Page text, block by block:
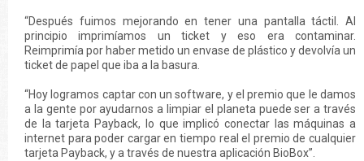
“Después fuimos mejorando en tener una pantalla táctil. Al
principio imprimíamos un ticket y eso era contaminar.
Reimprimía por haber metido un envase de plástico y devolvía un
ticket de papel que iba a la basura.
“Hoy logramos captar con un software, y el premio que le damos
a la gente por ayudarnos a limpiar el planeta puede ser a través
de la tarjeta Payback, lo que implicó conectar las máquinas a
internet para poder cargar en tiempo real el premio de cualquier
tarjeta Payback, y a través de nuestra aplicación BioBox”.